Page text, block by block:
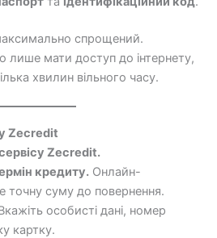
спрощений.
лише мати доступ до інтернету,
хвилин вільного часу.
Zecredit
Zecredit.
кредиту. Онлайн-
точну суму до повернення.
особисті дані, номер
картку.